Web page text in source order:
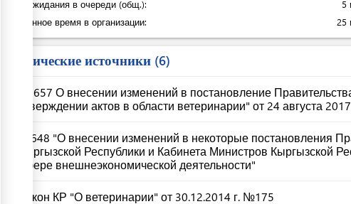
Время ожидания в очереди (общ.):
5
Затраченное время в организации:
25
Юридические источники 6
№ 657 О внесении изменений в постановление
утверждении актов в области ветеринарии" от 24 августа
№648 "О внесении изменений в некоторые постановления
Кыргызской Республики и Кабинета Министров Кыргызской
сфере внешнеэкономической деятельности"
Закон КР "О ветеринарии" от 30.12.2014 г. №175